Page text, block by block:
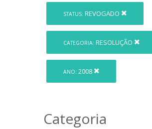
STATUS: REVOGADO
CATEGORIA: RESOLUÇÃO
ANO: 2008
Categoria